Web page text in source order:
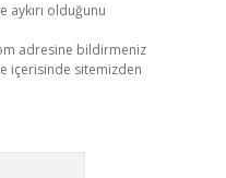
aykırı olduğunu
adresine bildirmeniz
içerisinde sitemizden